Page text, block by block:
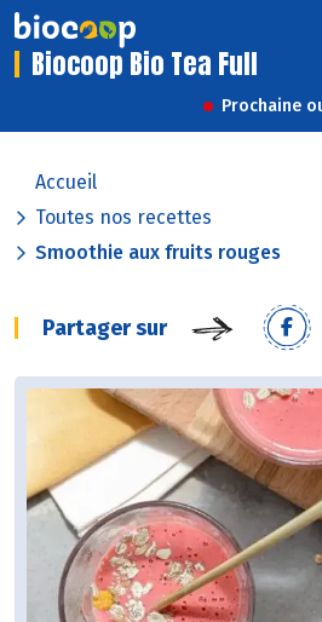
Biocoop Bio Tea Full
Prochaine
Accueil
Toutes nos recettes
Smoothie aux fruits rouges
Partager sur